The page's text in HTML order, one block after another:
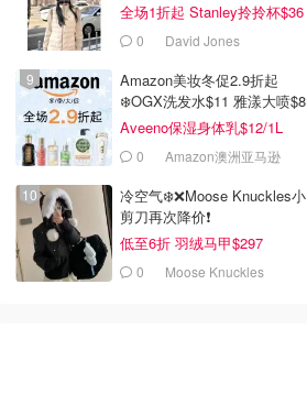
全场1折起 Stanley拎拎杯$36
0 David Jones
Amazon美妆冬促2.9折起
❄️OGX洗发水$11 雅漾大喷$8
Aveeno保湿身体乳$12/1L
0 Amazon澳洲亚马逊
冷空气❄️❌️Moose Knuckles小
剪刀再次降价❗️
低至6折 羽绒马甲$297
0 Moose Knuckles